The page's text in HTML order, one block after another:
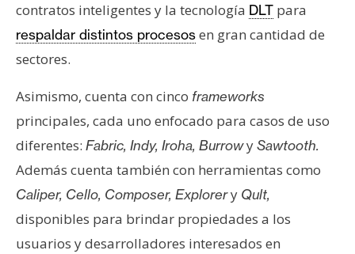
contratos inteligentes y la tecnología DLT para
respaldar distintos procesosen gran cantidad de
sectores.
Asimismo, cuenta con cinco frameworks
principales, cada uno enfocado para casos de uso
diferentes: Fabric, Indy, Iroha, BurrowySawtooth.
Además cuenta también con herramientas como
Caliper, Cello, Composer, Explorery Qult,
disponibles para brindar propiedades a los
usuarios y desarrolladores interesados en